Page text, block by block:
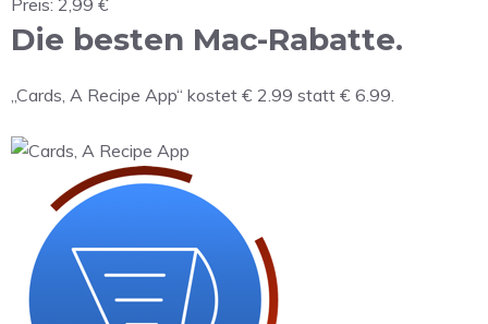
Preis: 2,99 €
Die besten Mac-Rabatte.
„Cards, A Recipe App“ kostet € 2.99 statt € 6.99.